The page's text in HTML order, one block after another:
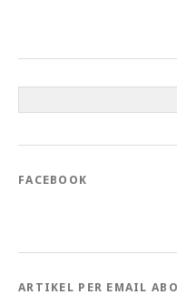
FACEBOOK
ARTIKEL PER EMAIL